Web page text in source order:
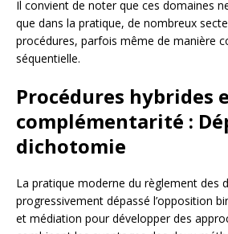
Il convient de noter que ces domaines
que dans la pratique, de nombreux
procédures, parfois même de manière
séquentielle.
Procédures hybrides
complémentarité :
dichotomie
La pratique moderne du règlement des
progressivement dépassé l’opposition
et médiation pour développer des